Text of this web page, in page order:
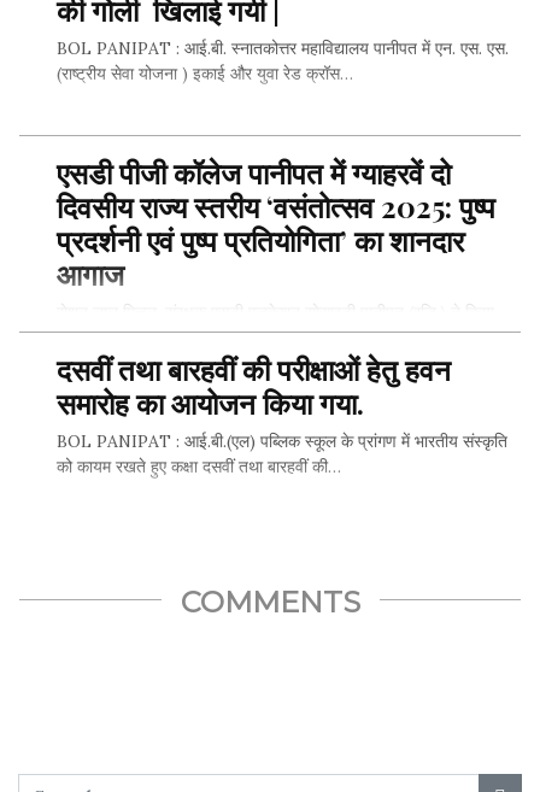
की गोली खिलाई गयी |
BOL PANIPAT : आई.बी. स्नातकोत्तर महाविद्यालय पानीपत में एन. एस. एस.
(राष्ट्रीय सेवा योजना ) इकाई और युवा रेड क्रॉस…
SHARE THIS...
एसडी पीजी कॉलेज पानीपत में ग्याहरवें दो
दिवसीय राज्य स्तरीय ‘वसंतोत्सव 2025: पुष्प
प्रदर्शनी एवं पुष्प प्रतियोगिता’ का शानदार
आगाज
रोशन लाल मित्तल, संरक्षक एसडी एजुकेशन सोसाइटी पानीपत (रजि.) ने किया
शुभारम्भ वसंत का उत्सव अनंत आशा और नई उर्जा…
SHARE THIS...
दसवीं तथा बारहवीं की परीक्षाओं हेतु हवन
समारोह का आयोजन किया गया.
BOL PANIPAT : आई.बी.(एल) पब्लिक स्कूल के प्रांगण में भारतीय संस्कृति
को कायम रखते हुए कक्षा दसवीं तथा बारहवीं की…
COMMENTS